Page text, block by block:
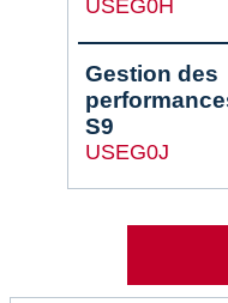
USEG0H
Gestion des
S9
USEG0J